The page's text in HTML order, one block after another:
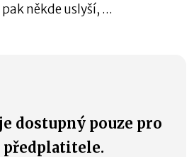
někde uslyší, ...
dostupný pouze pro
předplatitele.